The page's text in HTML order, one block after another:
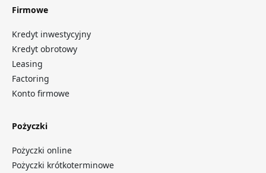
Firmowe
Kredyt inwestycyjny
Kredyt obrotowy
Leasing
Factoring
Konto firmowe
Pożyczki
Pożyczki online
Pożyczki krótkoterminowe